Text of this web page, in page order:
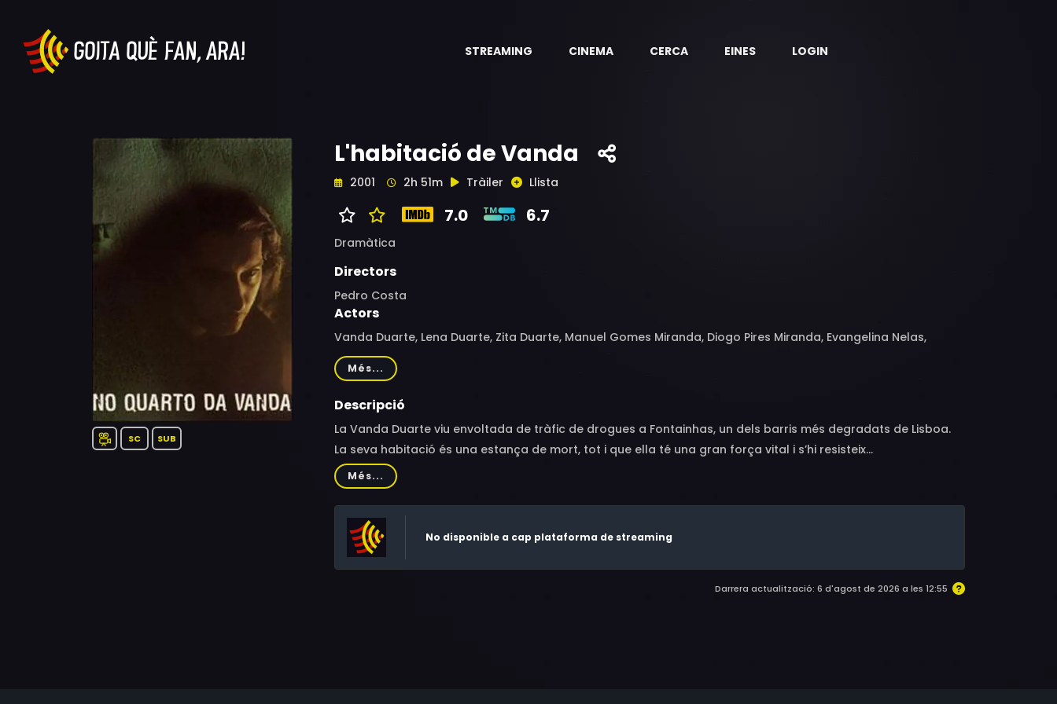
STREAMING CINEMA CERCA EINES LOGIN
SC SUB
L'habitació de Vanda
2001 2h 51m Tràiler Llista
7.0 6.7
Dramàtica
Directors
Pedro Costa
Actors
Vanda Duarte, Lena Duarte, Zita Duarte, Manuel Gomes Miranda, Diogo Pires Miranda, Evangelina Nelas,
Miquelina Barros, Paulo Jorge Gonçalves, António Semedo Moreno, Paulo Nunes, Pedro Lanban, Fernando
Paixão
Més...
Descripció
La Vanda Duarte viu envoltada de tràfic de drogues a Fontainhas, un dels barris més degradats de Lisboa.
La seva habitació és una estança de mort, tot i que ella té una gran força vital i s’hi resisteix...
Més...
No disponible a cap plataforma de streaming
Darrera actualització: 6 d'agost de 2026 a les 12:55